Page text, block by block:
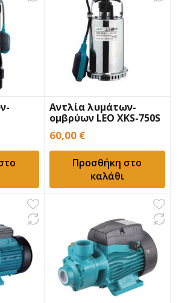
με
Αντλία λυμάτων-
ομβρύων LEO XKS-750S
Inox
60,00 €
Προσθήκη στο
καλάθι